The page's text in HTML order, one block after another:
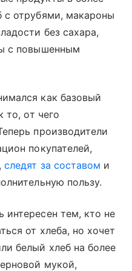
с отрубями, макароны
без сахара,
с повышенным
как базовый
то, от чего
производители
покупателей,
следят за составом и
пользу.
тем, кто не
от хлеба, но хочет
белый хлеб на более
мукой,